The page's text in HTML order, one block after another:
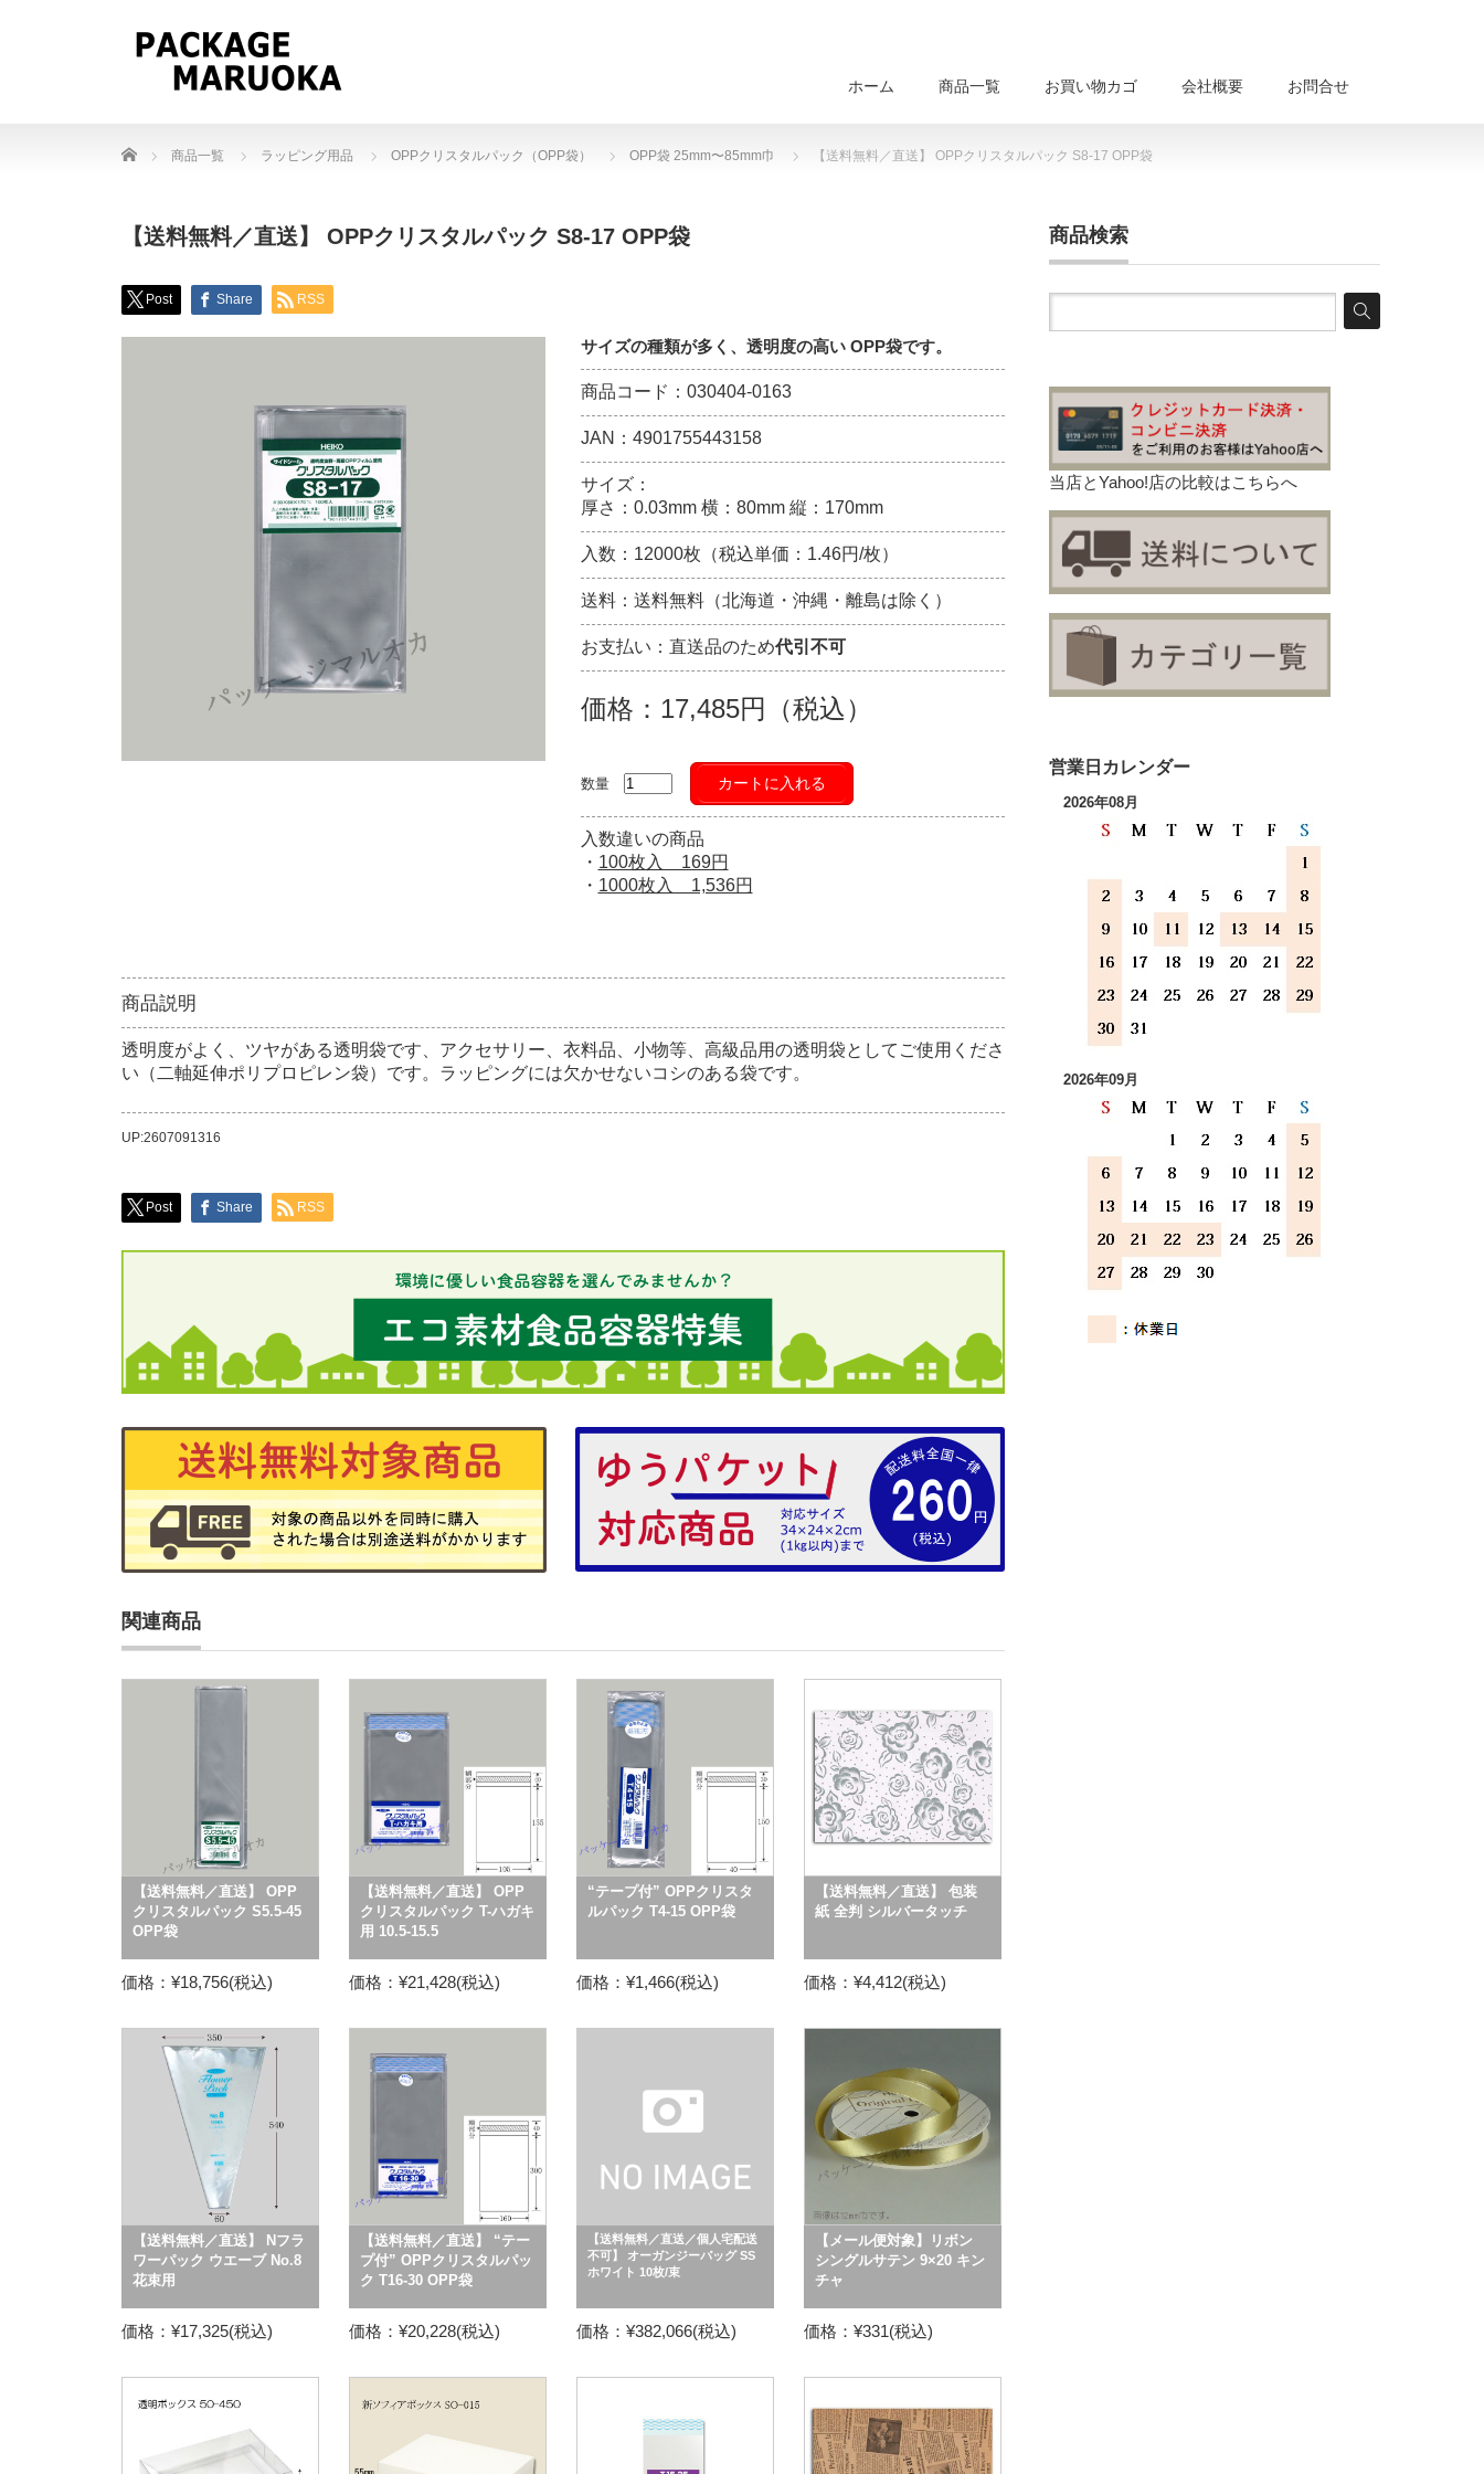
ホーム 商品一覧 お買い物カゴ 会社概要 お問合せ
Home 商品一覧 ラッピング用品 OPPクリスタルパック（OPP袋） OPP袋 25mm〜85mm巾 【送料無料／直送】 OPPクリスタルパック S8-17 OPP袋
【送料無料／直送】 OPPクリスタルパック S8-17 OPP袋
Post Share RSS
サイズの種類が多く、透明度の高い OPP袋です。
商品コード：030404-0163
JAN：4901755443158
サイズ：
厚さ：0.03mm 横：80mm 縦：170mm
入数：12000枚（税込単価：1.46円/枚）
送料：送料無料（北海道・沖縄・離島は除く）
お支払い：直送品のため代引不可
価格：17,485円（税込）
数量 カートに入れる
入数違いの商品
・ 100枚入 169円
・ 1000枚入 1,536円
商品説明
透明度がよく、ツヤがある透明袋です、アクセサリー、衣料品、小物等、高級品用の透明袋としてご使用くださ
い（二軸延伸ポリプロピレン袋）です。ラッピングには欠かせないコシのある袋です。
UP:2607091316
Post Share RSS
関連商品
【送料無料／直送】 OPP
クリスタルパック S5.5-45
OPP袋
価格：¥18,756(税込)
【送料無料／直送】 OPP
クリスタルパック T-ハガキ
用 10.5-15.5
価格：¥21,428(税込)
“テープ付” OPPクリスタ
ルパック T4-15 OPP袋
価格：¥1,466(税込)
【送料無料／直送】 包装
紙 全判 シルバータッチ
価格：¥4,412(税込)
【送料無料／直送】 Nフラ
ワーパック ウエーブ No.8
花束用
価格：¥17,325(税込)
【送料無料／直送】 “テー
プ付” OPPクリスタルパッ
ク T16-30 OPP袋
価格：¥20,228(税込)
【送料無料／直送／個人宅配送
不可】 オーガンジーバッグ SS
ホワイト 10枚/束
価格：¥382,066(税込)
【メール便対象】リボン
シングルサテン 9×20 キン
チャ
価格：¥331(税込)
商品検索
当店とYahoo!店の比較はこちらへ
営業日カレンダー
2026年08月
2026年09月